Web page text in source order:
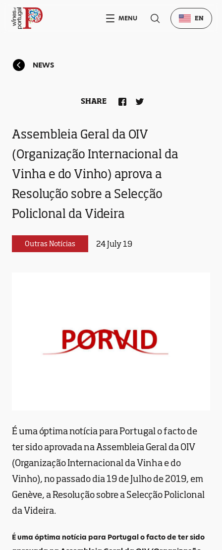
NEWS
Assembleia Geral da OIV
(Organização Internacional da
Vinha e do Vinho) aprova a
Resolução sobre a Selecção
Policlonal da Videira
Outras Notícias 24 July 19
SHARE
É uma óptima notícia para Portugal o facto de
ter sido aprovada na Assembleia Geral da OIV
(Organização Internacional da Vinha e do
Vinho), no passado dia 19 de Julho de 2019, em
Genève, a Resolução sobre a Selecção Policlonal
da Videira.
É uma óptima notícia para Portugal o facto de ter sido
MENU EN